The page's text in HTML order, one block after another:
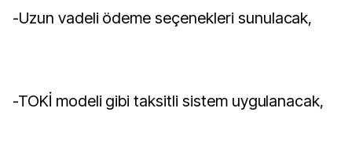
-Uzun vadeli ödeme seçenekleri sunulacak,
-TOKİ modeli gibi taksitli sistem uygulanacak,